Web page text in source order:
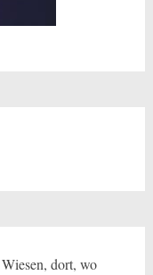
dort, wo